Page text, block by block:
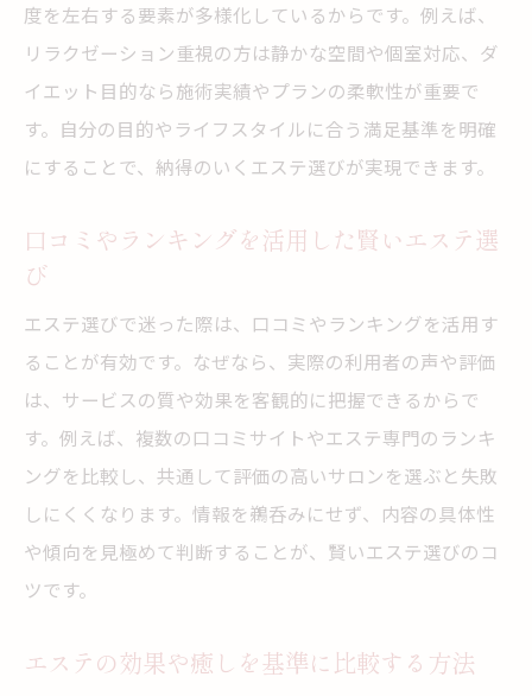
度を左右する要素が多様化しているからです。例えば、
リラクゼーション重視の方は静かな空間や個室対応、ダ
イエット目的なら施術実績やプランの柔軟性が重要で
す。自分の目的やライフスタイルに合う満足基準を明確
にすることで、納得のいくエステ選びが実現できます。
口コミやランキングを活用した賢いエステ選
び
エステ選びで迷った際は、口コミやランキングを活用す
ることが有効です。なぜなら、実際の利用者の声や評価
は、サービスの質や効果を客観的に把握できるからで
す。例えば、複数の口コミサイトやエステ専門のランキ
ングを比較し、共通して評価の高いサロンを選ぶと失敗
しにくくなります。情報を鵜呑みにせず、内容の具体性
や傾向を見極めて判断することが、賢いエステ選びのコ
ツです。
エステの効果や癒しを基準に比較する方法